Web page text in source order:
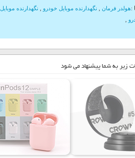
:هولدر فرمان نگهدارنده موبایل خودرو نگهدارنده موبایل
زیر به شما پیشنهاد می شود